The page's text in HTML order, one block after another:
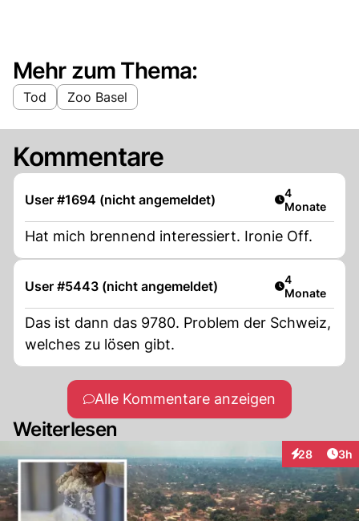
Mehr zum Thema:
Tod Zoo Basel
Kommentare
User #1694 (nicht angemeldet) Artikel
4
Monate
Hat mich brennend interessiert. Ironie Off.
User #5443 (nicht angemeldet) Artikel
4
Monate
Das ist dann das 9780. Problem der Schweiz,
welches zu lösen gibt.
Alle Kommentare anzeigen
Weiterlesen
28
Interaktionen
3h